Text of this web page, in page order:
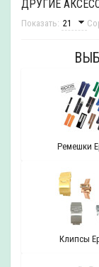
ДРУГИЕ
Показать:
Ремешки
Клипсы